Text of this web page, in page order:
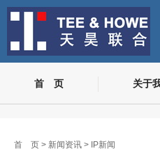
首 页 关于
首 页 > 新闻资讯 > IP新闻